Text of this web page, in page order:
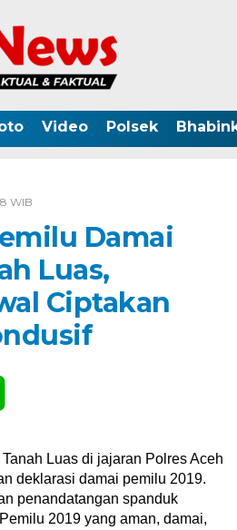
Video Polsek
WIB
Damai
Luas,
Ciptakan
Luas di jajaran Polres Aceh
deklarasi damai pemilu 2019.
penandatangan spanduk
2019 yang aman, damai,